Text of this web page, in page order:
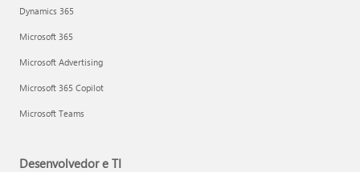
Dynamics 365
Microsoft 365
Microsoft Advertising
Microsoft 365 Copilot
Microsoft Teams
Desenvolvedor e TI